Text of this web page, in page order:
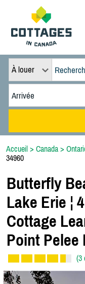
À louer
Accueil > Canada >
34960
Butterfly
Lake Erie ¦
Cottage
Point Pelee
(3